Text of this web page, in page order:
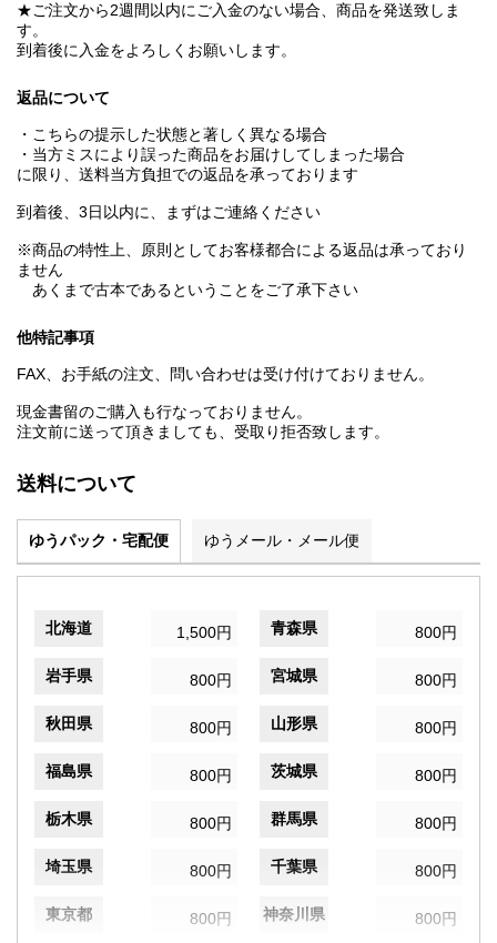
★ご注文から2週間以内にご入金のない場合、商品を発送致しま
す。
到着後に入金をよろしくお願いします。
返品について
・こちらの提示した状態と著しく異なる場合
・当方ミスにより誤った商品をお届けしてしまった場合
に限り、送料当方負担での返品を承っております
到着後、3日以内に、まずはご連絡ください
※商品の特性上、原則としてお客様都合による返品は承っており
ません
あくまで古本であるということをご了承下さい
他特記事項
FAX、お手紙の注文、問い合わせは受け付けておりません。
現金書留のご購入も行なっておりません。
注文前に送って頂きましても、受取り拒否致します。
送料について
ゆうパック・宅配便 ゆうメール・メール便
北海道 1,500円 青森県 800円
岩手県 800円 宮城県 800円
秋田県 800円 山形県 800円
福島県 800円 茨城県 800円
栃木県 800円 群馬県 800円
埼玉県 800円 千葉県 800円
東京都 800円 神奈川県 800円